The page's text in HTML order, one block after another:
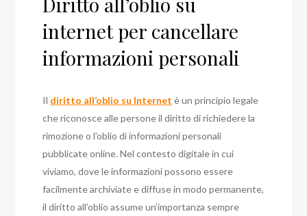
internet per cancellare
informazioni personali
Il diritto all’oblio su Internet è un principio legale
che riconosce alle persone il diritto di richiedere la
rimozione o l’oblio di informazioni personali
pubblicate online. Nel contesto digitale in cui
viviamo, dove le informazioni possono essere
facilmente archiviate e diffuse in modo permanente,
il diritto all’oblio assume un’importanza sempre